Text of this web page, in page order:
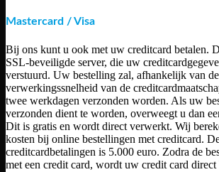
Mastercard / Visa
Bij ons kunt u ook met uw creditcard betalen.
SSL-beveiligde server, die uw
verstuurd. Uw bestelling zal, afhankelijk van de
verwerkingssnelheid van de
twee werkdagen verzonden worden. Als uw
verzonden dient te worden, overweegt u dan
Dit is gratis en wordt direct verwerkt. Wij
kosten bij online bestellingen met creditcard.
creditcardbetalingen is 5.000 euro. Zodra de
met een credit card, wordt uw credit card direct